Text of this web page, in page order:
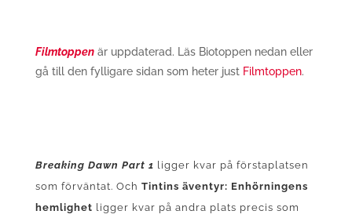
Filmtoppenär uppdaterad. Läs Biotoppen nedan eller
gå till den fylligare sidan som heter just Filmtoppen.
Breaking Dawn Part 1 ligger kvar på förstaplatsen
som förväntat. Och Tintins äventyr: Enhörningens
hemlighet ligger kvar på andra plats precis som